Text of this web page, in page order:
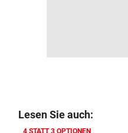
Lesen Sie auch: